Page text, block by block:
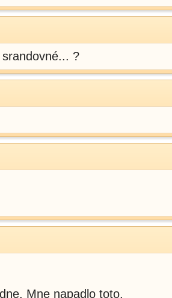
?
Mne napadlo toto.